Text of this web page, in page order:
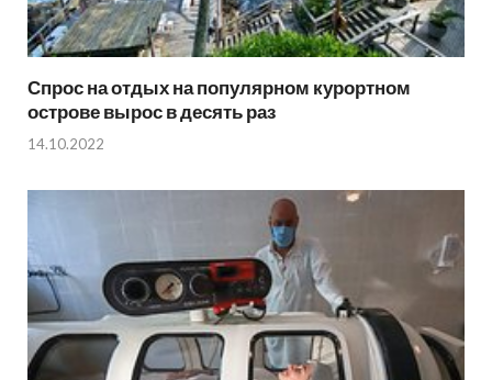
Спрос на отдых на популярном курортном
острове вырос в десять раз
14.10.2022